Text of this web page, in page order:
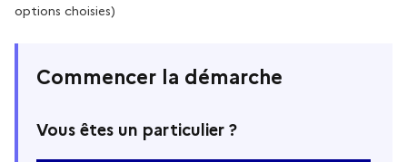
options choisies)
Commencer la démarche
Vous êtes un particulier ?